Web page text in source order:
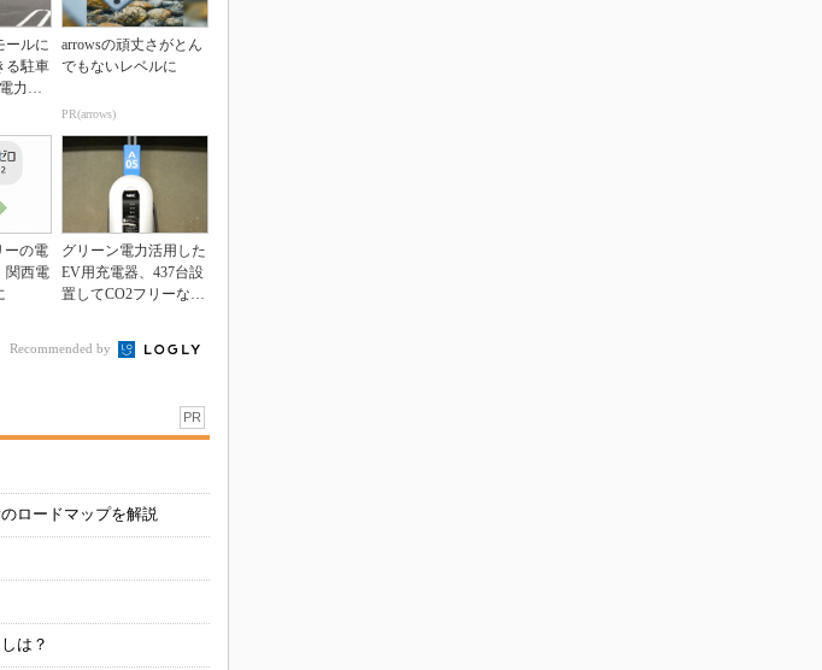
ールに
る駐車
力の8
arrowsの頑丈さがとん
でもないレベルに
PR(arrows)
ーの電
関西電
グリーン電力活用した
EV用充電器、437台設
置してCO2フリーなド
Recommended by
PR
ロードマップを解説
は？